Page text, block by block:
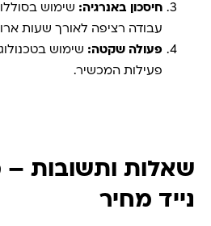
חיסכון באנרגיה: שימוש
עבודה רציפה לאורך שעות
פעולה שקטה: שימוש
פעילות המכשיר.
שאלות ותשובות –
נייד מחיר